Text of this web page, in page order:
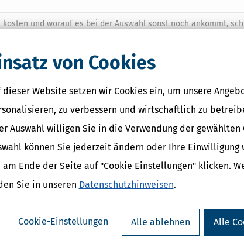
von Cookies
dieser Website setzen wir Cookies ein, um unsere
zu verbessern und wirtschaftlich zu
Auswahl willigen Sie in die Verwendung der gewählten
können Sie jederzeit ändern oder Ihre
am Ende der Seite auf "Cookie Einstellungen" klicken.
Sie in unseren Datenschutzhinweisen.
Cookie-Einstellungen Alle ablehnen Alle
und worauf es bei der Auswahl sonst noch ankommt,
Verwandte Lexikon-Begriffe
Entgelt
Steuererklärung